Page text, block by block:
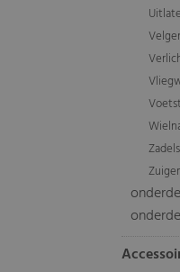
Zadels